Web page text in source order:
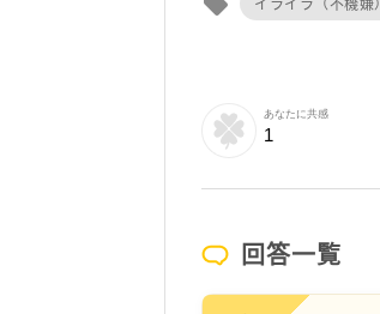
あなたに共感
1
回答一覧